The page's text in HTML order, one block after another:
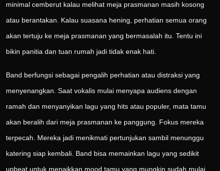
minimal cemberut kalau melihat meja prasmanan masih kosong
atau berantakan. Kalau suasana hening, perhatian semua orang
akan tertuju ke meja prasmanan yang bermasalah itu. Tentu ini
bikin panitia dan tuan rumah jadi tidak enak hati.
Band berfungsi sebagai pengalih perhatian atau distraksi yang
menyenangkan. Saat vokalis mulai menyapa audiens dengan
ramah dan menyanyikan lagu yang hits atau populer, mata tamu
akan beralih dari meja prasmanan ke panggung. Fokus mereka
terpecah. Mereka jadi menikmati pertunjukan sambil menunggu
katering siap kembali. Band bisa memainkan lagu yang sedikit
upbeat untuk menaikkan mood tamu yang mungkin sudah mulai